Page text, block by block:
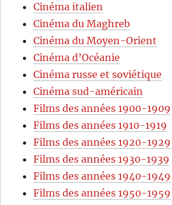
Cinéma italien
Cinéma du Maghreb
Cinéma du Moyen-Orient
Cinéma d’Océanie
Cinéma russe et soviétique
Cinéma sud-américain
Films des années 1900-1909
Films des années 1910-1919
Films des années 1920-1929
Films des années 1930-1939
Films des années 1940-1949
Films des années 1950-1959